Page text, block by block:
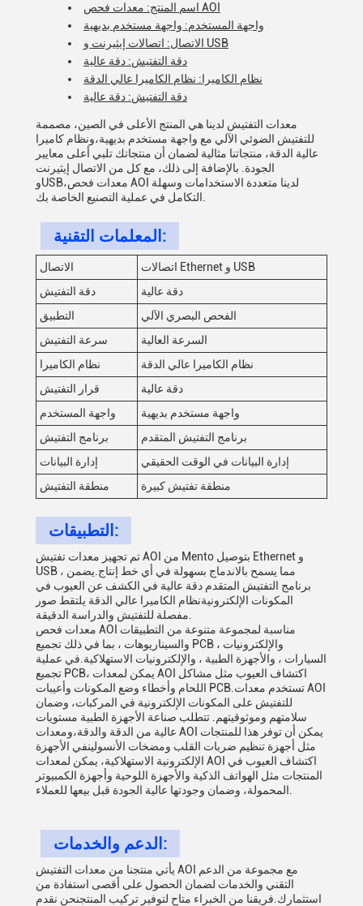
اسم المنتج: معدات فحص AOI
واجهة المستخدم: واجهة مستخدم بديهية
الاتصال: اتصالات إيثيرنت و USB
دقة التفتيش: دقة عالية
نظام الكاميرا: نظام الكاميرا عالي الدقة
دقة التفتيش: دقة عالية
معدات التفتيش لدينا هي المنتج الأعلى في الصين، مصممة
للتفتيش الضوئي الآلي مع واجهة مستخدم بديهية،ونظام كاميرا
عالية الدقة، منتجاتنا مثالية لضمان أن منتجاتك تلبي أعلى معايير
الجودة. بالإضافة إلى ذلك، مع كل من الاتصال إيثيرنت
وUSB،معدات فحص AOI لدينا متعددة الاستخدامات وسهلة
المعلمات التقنية:
الاتصال
اتصالات Ethernet و USB
دقة التفتيش
دقة عالية
التطبيق
الفحص البصري الآلي
سرعة التفتيش
السرعة العالية
نظام الكاميرا
نظام الكاميرا عالي الدقة
قرار التفتيش
دقة عالية
واجهة المستخدم
واجهة مستخدم بديهية
برنامج التفتيش
برنامج التفتيش المتقدم
إدارة البيانات
إدارة البيانات في الوقت الحقيقي
منطقة التفتيش
منطقة تفتيش كبيرة
التطبيقات:
تم تجهيز معدات تفتيش AOI من Mento بتوصيل Ethernet و
USB ، مما يسمح بالاندماج بسهولة في أي خط إنتاج.يضمن
برنامج التفتيش المتقدم دقة عالية في الكشف عن العيوب في
المكونات الإلكترونيةنظام الكاميرا عالي الدقة يلتقط صور
معدات فحص AOI مناسبة لمجموعة متنوعة من التطبيقات
والسيناريوهات ، بما في ذلك تجميع PCB ، والإلكترونيات
السيارات ، والأجهزة الطبية ، والإلكترونيات الاستهلاكية.في عملية
تجميع PCB، يمكن لمعدات AOI اكتشاف العيوب مثل مشاكل
اللحام وأخطاء وضع المكونات وأعيبات PCB.تستخدم معدات AOI
للتفتيش على المكونات الإلكترونية في المركبات، وضمان
سلامتهم وموثوقيتهم. تتطلب صناعة الأجهزة الطبية مستويات
عالية من الدقة والدقة،ومعدات AOI يمكن أن توفر هذا للمنتجات
مثل أجهزة تنظيم ضربات القلب ومضخات الأنسولينفي الأجهزة
الإلكترونية الاستهلاكية، يمكن لمعدات AOI اكتشاف العيوب في
المنتجات مثل الهواتف الذكية والأجهزة اللوحية وأجهزة الكمبيوتر
الدعم والخدمات:
يأتي منتجنا من معدات التفتيش AOI مع مجموعة من الدعم
التقني والخدمات لضمان الحصول على أقصى استفادة من
استثمارك.فريقنا من الخبراء متاح لتوفير تركيب المنتجنحن نقدم